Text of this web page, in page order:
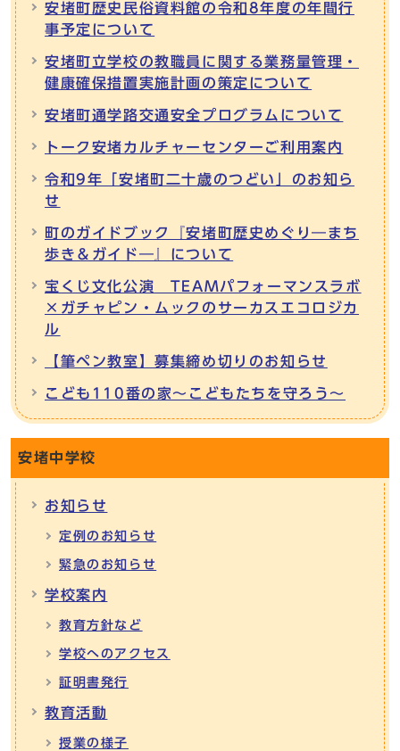
安堵町歴史民俗資料館の令和8年度の年間行
事予定について
安堵町立学校の教職員に関する業務量管理・
健康確保措置実施計画の策定について
安堵町通学路交通安全プログラムについて
トーク安堵カルチャーセンターご利用案内
令和9年「安堵町二十歳のつどい」のお知ら
せ
町のガイドブック『安堵町歴史めぐり―まち
歩き＆ガイド―』について
宝くじ文化公演 TEAMパフォーマンスラボ
×ガチャピン・ムックのサーカスエコロジカ
ル
【筆ペン教室】募集締め切りのお知らせ
こども110番の家～こどもたちを守ろう～
安堵中学校
お知らせ
定例のお知らせ
緊急のお知らせ
学校案内
教育方針など
学校へのアクセス
証明書発行
教育活動
授業の様子